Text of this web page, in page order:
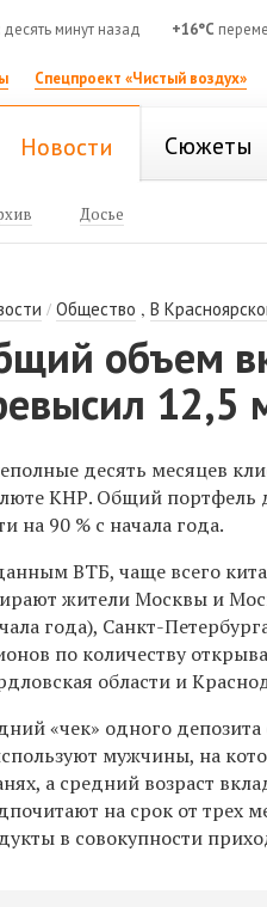
минут назад +16°C
Спецпроект «Чистый воздух»
Новости Сюжеты
Досье
/Общество ,В
объем
12,5
десять месяцев
КНР. Общий портфель
на 90 % с начала года.
ВТБ, чаще всего
жители Москвы и
года), Санкт-
по количеству
области и
«чек» одного
мужчины, на
а средний возраст
на срок от трех
в совокупности